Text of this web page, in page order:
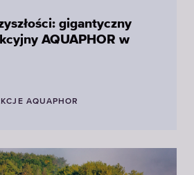
gigantyczny
AQUAPHOR w
AQUAPHOR